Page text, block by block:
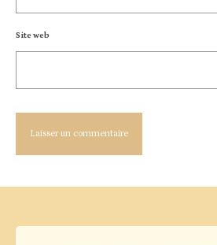
Site web